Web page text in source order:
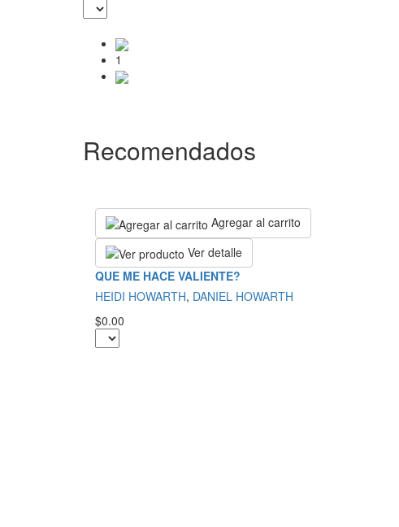
1
Recomendados
Agregar al carrito
Ver detalle
QUE ME HACE VALIENTE?
HEIDI HOWARTH, DANIEL HOWARTH
$0.00